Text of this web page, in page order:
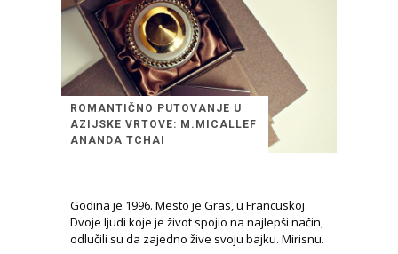
ROMANTIČNO PUTOVANJE U
AZIJSKE VRTOVE: M.MICALLEF
ANANDA TCHAI
Godina je 1996. Mesto je Gras, u Francuskoj.
Dvoje ljudi koje je život spojio na najlepši način,
odlučili su da zajedno žive svoju bajku. Mirisnu.